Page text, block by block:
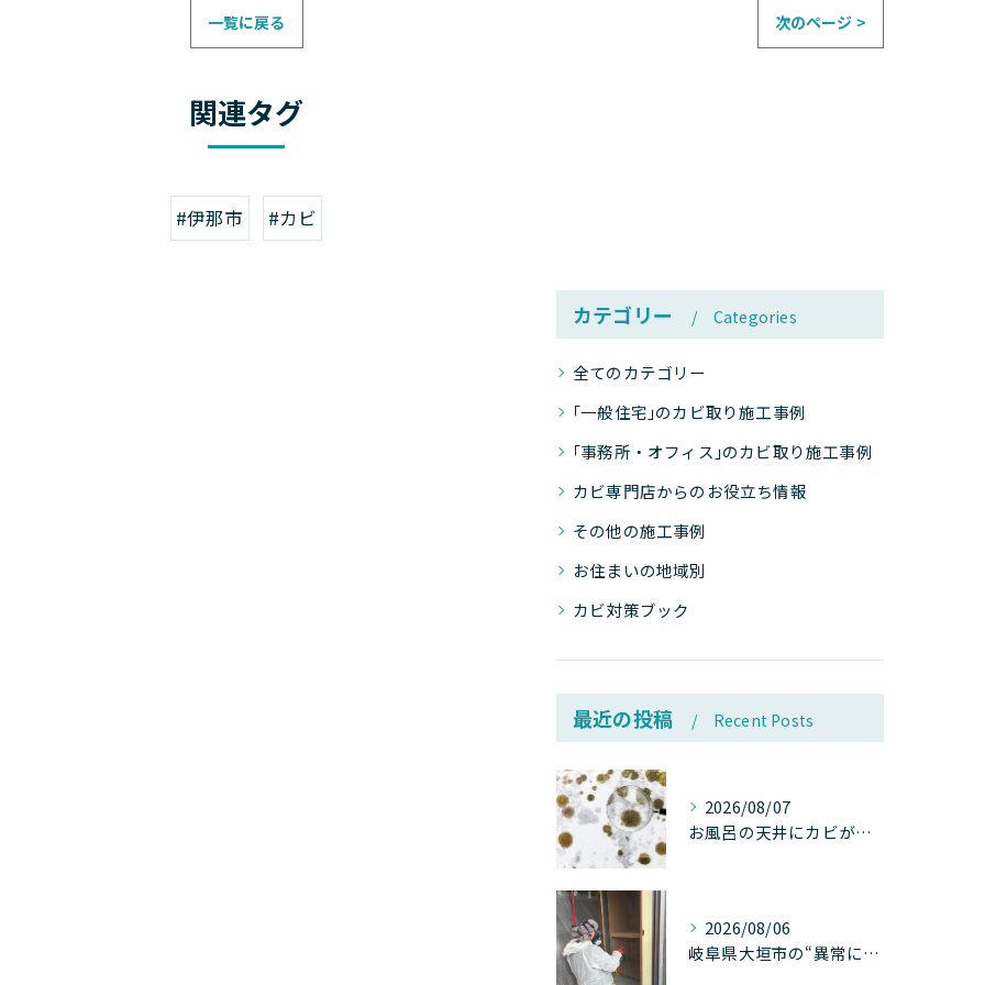
一覧に戻る 次のページ >
関連タグ
#伊那市 #カビ
カテゴリー Categories
全てのカテゴリー
｢一般住宅｣のカビ取り施工事例
｢事務所・オフィス｣のカビ取り施工事例
カビ専門店からのお役立ち情報
その他の施工事例
お住まいの地域別
カビ対策ブック
最近の投稿 Recent Posts
2026/08/07
お風呂の天井にカビが生えたら要注意！2026年8月の猛暑・高湿度で急増する浴室カビの原因と正しい対策
2026/08/06
岐阜県大垣市の“異常に高い気温”が建物内部を腐らせる──深層カビが爆発的に増える本当の理由